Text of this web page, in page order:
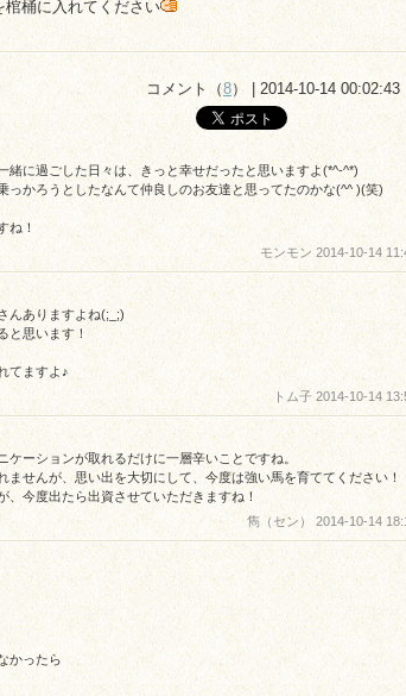
桶に入れてください
コメント（8） | 2014-10-14 00:02:43
緒に過ごした日々は、きっと幸せだったと思いますよ(*^-^*)
っかろうとしたなんて仲良しのお友達と思ってたのかな(^^ )(笑)
ね！
モンモン 2014-10-14
んありますよね(;_;)
と思います！
てますよ♪
トム子 2014-10-14
ーションが取れるだけに一層辛いことですね。
ませんが、思い出を大切にして、今度は強い馬を育ててください！
今度出たら出資させていただきますね！
雋（セン） 2014-10-14
かったら